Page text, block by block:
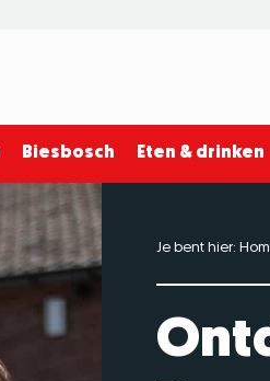
Biesbosch Eten & drinken
Je bent hier: